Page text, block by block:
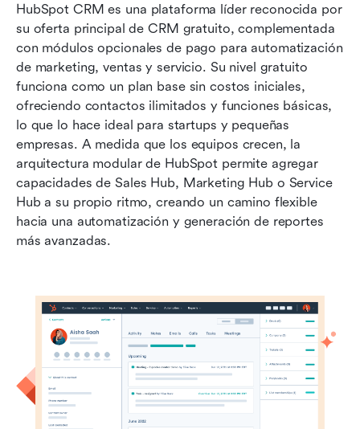
HubSpot CRM es una plataforma líder reconocida por
su oferta principal de CRM gratuito, complementada
con módulos opcionales de pago para automatización
de marketing, ventas y servicio. Su nivel gratuito
funciona como un plan base sin costos iniciales,
ofreciendo contactos ilimitados y funciones básicas,
lo que lo hace ideal para startups y pequeñas
empresas. A medida que los equipos crecen, la
arquitectura modular de HubSpot permite agregar
capacidades de Sales Hub, Marketing Hub o Service
Hub a su propio ritmo, creando un camino flexible
hacia una automatización y generación de reportes
más avanzadas.